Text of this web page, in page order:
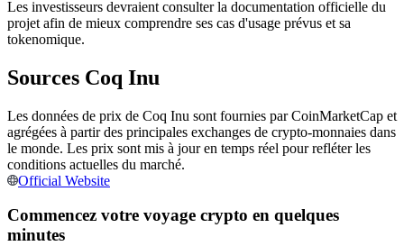
Copie de Trading
Rejoignez les meilleurs traders
Les investisseurs devraient consulter la documentation officielle du
projet afin de mieux comprendre ses cas d'usage prévus et sa
tokenomique.
Sources Coq Inu
Les données de prix de Coq Inu sont fournies par CoinMarketCap et
agrégées à partir des principales exchanges de crypto-monnaies dans
le monde. Les prix sont mis à jour en temps réel pour refléter les
conditions actuelles du marché.
Official Website
Commencez votre voyage crypto en quelques
minutes